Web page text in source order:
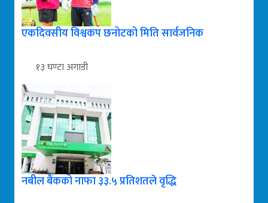
एकदिवसीय विश्वकप छनोटको मिति सार्वजनिक
१३ घण्टा अगाडी
नबील बैंकको नाफा ३३.५ प्रतिशतले वृद्धि